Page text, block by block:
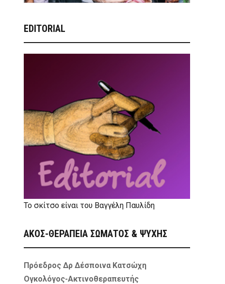
EDITORIAL
Το σκίτσο είναι του Βαγγέλη Παυλίδη
ΑΚΟΣ-ΘΕΡΑΠΕΙΑ ΣΩΜΑΤΟΣ & ΨΥΧΗΣ
Πρόεδρος Δρ Δέσποινα Κατσώχη
Ογκολόγος-Ακτινοθεραπευτής